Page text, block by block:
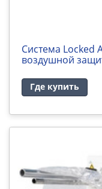
Cистема Locked
воздушной
Где купить